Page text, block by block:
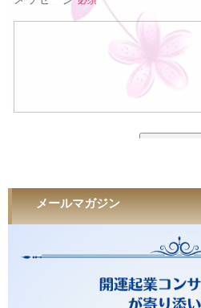
メールマガジン